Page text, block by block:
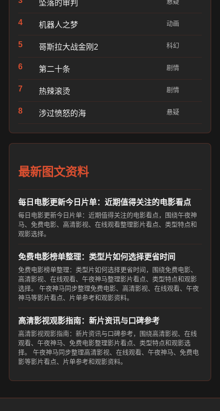
坠落的审判
4 机器人之梦 动画
5 哥斯拉大战金刚2 科幻
6 第二十条 剧情
7 热辣滚烫 剧情
8 涉过愤怒的海 悬疑
最新图文资料
每日电影更新今日片单：近期值得关注的电影看点
每日电影更新今日片单：近期值得关注的电影看点，围绕午夜神
马、免费电影、高清影视、在线观看整理影片看点、类型特点和
观影选择。
免费电影榜单整理：类型片如何选择更省时间
免费电影榜单整理：类型片如何选择更省时间，围绕免费电影、
高清影视、在线观看、午夜神马整理影片看点、类型特点和观影
选择。 午夜神马同步整理免费电影、高清影视、在线观看、午夜
神马等影片看点、片单参考和观影资料。
高清影视观影指南：新片资讯与口碑参考
高清影视观影指南：新片资讯与口碑参考，围绕高清影视、在线
观看、午夜神马、免费电影整理影片看点、类型特点和观影选
择。 午夜神马同步整理高清影视、在线观看、午夜神马、免费电
影等影片看点、片单参考和观影资料。